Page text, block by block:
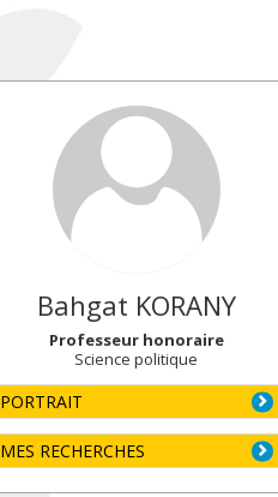
Bahgat KORANY
Professeur honoraire
Science politique
PORTRAIT
MES RECHERCHES